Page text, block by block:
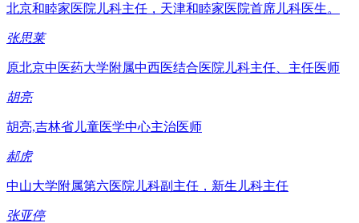
北京和睦家医院儿科主任，天津和睦家医院首席儿科医生。
张思莱
原北京中医药大学附属中西医结合医院儿科主任、主任医师
胡亮
胡亮,吉林省儿童医学中心主治医师
郝虎
中山大学附属第六医院儿科副主任，新生儿科主任
张亚停